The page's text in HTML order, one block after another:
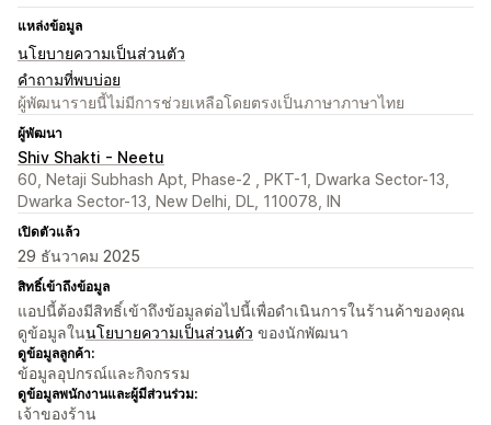
แหล่งข้อมูล
นโยบายความเป็นส่วนตัว
คำถามที่พบบ่อย
ผู้พัฒนารายนี้ไม่มีการช่วยเหลือโดยตรงเป็นภาษาภาษาไทย
ผู้พัฒนา
Shiv Shakti - Neetu
60, Netaji Subhash Apt, Phase-2 , PKT-1, Dwarka Sector-13,
Dwarka Sector-13, New Delhi, DL, 110078, IN
เปิดตัวแล้ว
29 ธันวาคม 2025
สิทธิ์เข้าถึงข้อมูล
แอปนี้ต้องมีสิทธิ์เข้าถึงข้อมูลต่อไปนี้เพื่อดำเนินการในร้านค้าของคุณ
ดูข้อมูลในนโยบายความเป็นส่วนตัว ของนักพัฒนา
ดูข้อมูลลูกค้า:
ข้อมูลอุปกรณ์และกิจกรรม
ดูข้อมูลพนักงานและผู้มีส่วนร่วม:
เจ้าของร้าน